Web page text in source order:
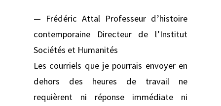
— Frédéric Attal Professeur d’histoire
contemporaine Directeur de l’Institut
Sociétés et Humanités
Les courriels que je pourrais envoyer en
dehors des heures de travail ne
requièrent ni réponse immédiate ni